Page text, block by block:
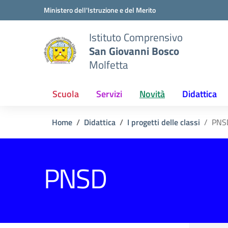
Vai ai contenuti
Vai al menu di navigazioneMinistero dell'Istruzione e del Merito
Istituto Comprensivo
San Giovanni Bosco
Molfetta
Scuola Servizi Novità Didattica
Home Didattica I progetti delle classi
PNSD